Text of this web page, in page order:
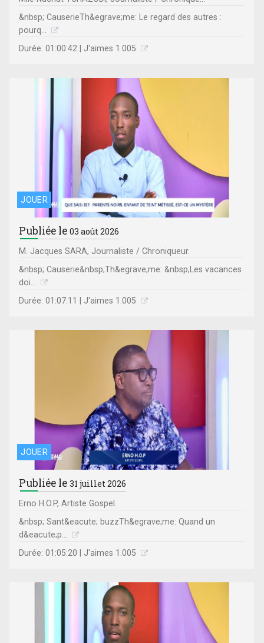
&nbsp; CauserieTh&egrave;me: Le regard des autres :
pourq...
Durée: 01:00:42 | J'aimes 1.005
JOUER
Publiée le03 août 2026
M. Jacques SARA, Journaliste / Chroniqueur.
&nbsp; Causerie&nbsp;Th&egrave;me: &nbsp;Les vacances
doi...
Durée: 01:07:11 | J'aimes 1.005
JOUER
Publiée le31 juillet 2026
Erno H.O.P, Artiste Gospel.
&nbsp; Sant&eacute; buzzTh&egrave;me: Quand un
d&eacute;p...
Durée: 01:05:20 | J'aimes 1.005